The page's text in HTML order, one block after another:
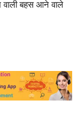
वाली बहस आने वाले